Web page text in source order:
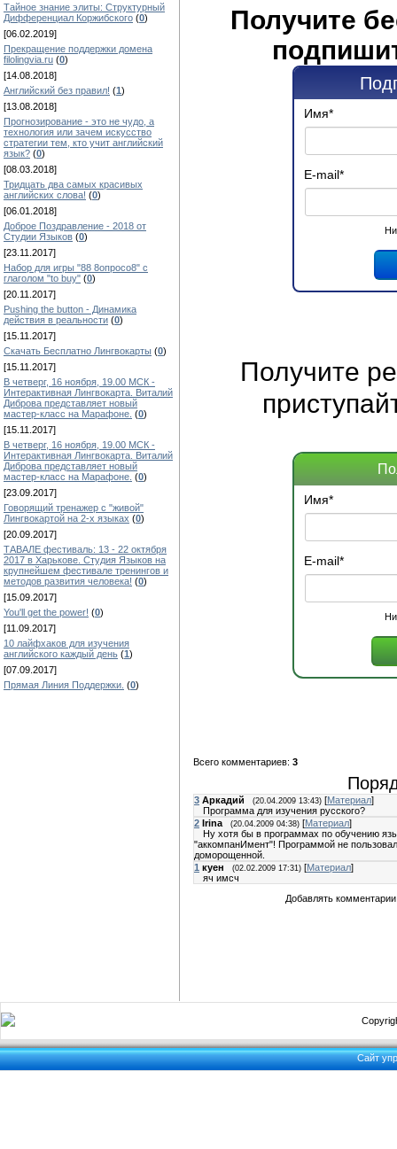
Тайное знание элиты: Структурный
Дифференциал Коржибского (0)
[06.02.2019]
Прекращение поддержки домена
filolingvia.ru (0)
[14.08.2018]
Английский без правил! (1)
[13.08.2018]
Прогнозирование - это не чудо, а
технология или зачем искусство
стратегии тем, кто учит английский
язык? (0)
[08.03.2018]
Тридцать два самых красивых
английских слова! (0)
[06.01.2018]
Доброе Поздравление - 2018 от
Студии Языков (0)
[23.11.2017]
Набор для игры "88 8опросо8" с
глаголом "to buy" (0)
[20.11.2017]
Pushing the button - Динамика
действия в реальности (0)
[15.11.2017]
Скачать Бесплатно Лингвокарты (0)
[15.11.2017]
В четверг, 16 ноября, 19.00 МСК -
Интерактивная Лингвокарта. Виталий
Диброва представляет новый
мастер-класс на Марафоне. (0)
[15.11.2017]
В четверг, 16 ноября, 19.00 МСК -
Интерактивная Лингвокарта. Виталий
Диброва представляет новый
мастер-класс на Марафоне. (0)
[23.09.2017]
Говорящий тренажер с "живой"
Лингвокартой на 2-х языках (0)
[20.09.2017]
ТАВАЛЕ фестиваль: 13 - 22 октября
2017 в Харькове. Студия Языков на
крупнейшем фестивале тренингов и
методов развития человека! (0)
[15.09.2017]
You'll get the power! (0)
[11.09.2017]
10 лайфхаков для изучения
английского каждый день (1)
[07.09.2017]
Прямая Линия Поддержки. (0)
Получите
Имя*
E-mail*
Получите
Имя*
E-mail*
Всего комментариев: 3
3 Аркадий (20.04.2009 13:43) [Материал]
Программа для изучения русского?
2 Irina (20.04.2009 04:38) [Материал]
Ну хотя бы в программах по обучению
"аккомпанИмент"! Программой не
доморощенной.
1 куен (02.02.2009 17:31) [Материал]
яч имсч
Добавлять
Сайт